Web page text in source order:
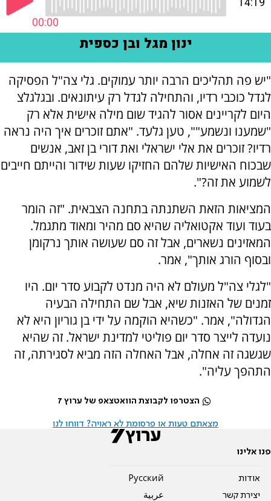
"יש פה תהליכים הרבה יותר עמוקים. גלי צה"ל הפסיקה
לגדל כוכבי רדיו, והתחילה לגדל רק עיתונאים. ובגלגלצ
היום לקריינים אסור להגיד שום מילה אישית אלא רק
"שמענו ונשמע"", טען גלעד. "אתם זוכרים איך היה נראה
רדיו? זוכרים את אלי ישראלי ואת דורי בן זאב, אנשים
שבכוח האישיות שלהם החזיקו שעות שידור והייתם חייבים
לשמוע את זה?".
המציאות הזאת השתנתה בתחנה הצבאית. "זה הומר
בעוד ועוד אקטואליה שהיא סם מהיר ומאוד מתגמל.
המאזינים נשארים, אבל זה סם שעושה אותך נרקומן
ובסוף הורג אותך", אמר.
"לגלי צה"ל מעולם לא היה מנדט לקבוע סדר יום. היו
זמנים של האזנות שיא, אבל שם התחילה הבעיה
הגדולה", אמר. "כשהיא הוקמה על ידי בן גוריון היא לא
נועדה לייצר סדר יום פוליטי למדינת ישראל. זה שהיא
שגשגה זה אחלה, אבל האחלה הזה מביא לסגירתה, זה
התהפך עליה".
הצטרפו לקבוצת הוואטצאפ של ערוץ 7
מצאתם טעות או פרסומת לא ראויה? דווחו לנו
פנו אלינו
אודות
יצירת קשר
Pусский
عربية